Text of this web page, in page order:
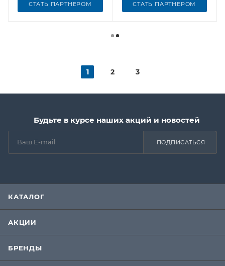
СТАТЬ ПАРТНЕРОМ СТАТЬ ПАРТНЕРОМ
1 2 3
Будьте в курсе наших акций и новостей
ПОДПИСАТЬСЯ
КАТАЛОГ
АКЦИИ
БРЕНДЫ